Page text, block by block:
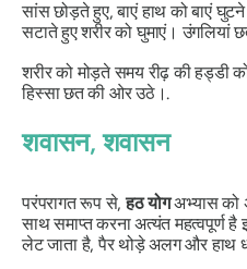
सांस छोड़ते हुए, बाएं हाथ को बाएं
सटाते हुए शरीर को घुमाएं। उंगलियां
शरीर को मोड़ते समय रीढ़ की हड्डी
हिस्सा छत की ओर उठे।.
शवासन, शवासन
परंपरागत रूप से,हठयोगअभ्यास को
साथ समाप्त करना अत्यंत महत्वपूर्ण
लेट जाता है, पैर थोड़े अलग और हाथ